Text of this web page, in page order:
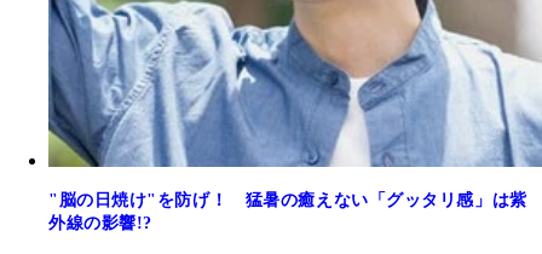
"脳の日焼け"を防げ！ 猛暑の癒えない「グッタリ感」は紫
外線の影響!?